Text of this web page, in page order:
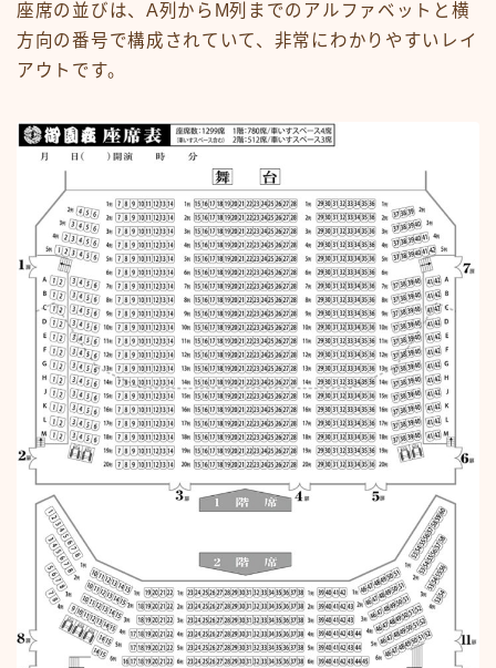
座席の並びは、A列からM列までのアルファベットと横
方向の番号で構成されていて、非常にわかりやすいレイ
アウトです。